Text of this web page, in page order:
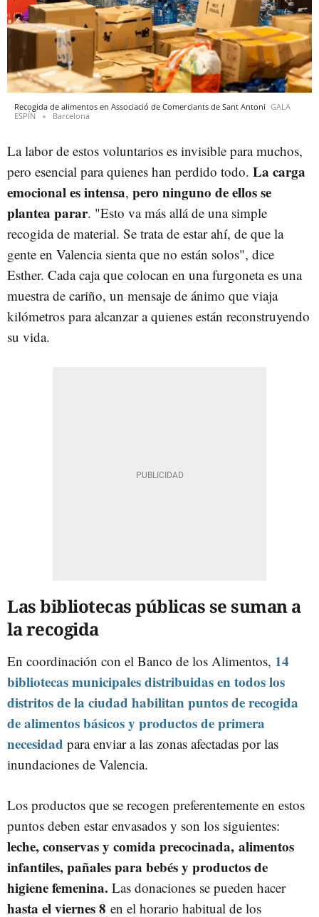
Recogida de alimentos en Associació de Comerciants de Sant Antoni GALA
ESPÍN
Barcelona
La labor de estos voluntarios es invisible para muchos,
pero esencial para quienes han perdido todo. La carga
emocional es intensa, pero ninguno de ellos se
plantea parar. "Esto va más allá de una simple
recogida de material. Se trata de estar ahí, de que la
gente en Valencia sienta que no están solos", dice
Esther. Cada caja que colocan en una furgoneta es una
muestra de cariño, un mensaje de ánimo que viaja
kilómetros para alcanzar a quienes están reconstruyendo
su vida.
Las bibliotecas públicas se suman a
la recogida
En coordinación con el Banco de los Alimentos, 14
bibliotecas municipales distribuidas en todos los
distritos de la ciudad habilitan puntos de recogida
de alimentos básicos y productos de primera
necesidad para enviar a las zonas afectadas por las
inundaciones de Valencia.
Los productos que se recogen preferentemente en estos
puntos deben estar envasados y son los siguientes:
leche, conservas y comida precocinada, alimentos
infantiles, pañales para bebés y productos de
higiene femenina. Las donaciones se pueden hacer
hasta el viernes 8 en el horario habitual de los